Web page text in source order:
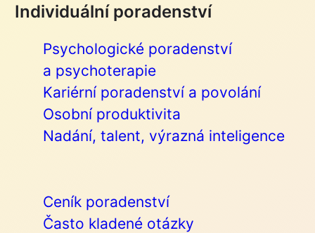
Individuální poradenství
Psychologické poradenství
a psychoterapie
Kariérní poradenství a povolání
Osobní produktivita
Nadání, talent, výrazná inteligence
Ceník poradenství
Často kladené otázky